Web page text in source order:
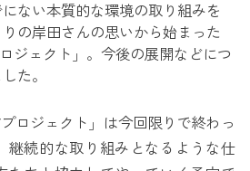
ない本質的な環境の取り組みを
の岸田さんの思いから始まった
ロジェクト」。今後の展開などにつ
た。
プロジェクト」は今回限りで終わっ
継続的な取り組みとなるような仕